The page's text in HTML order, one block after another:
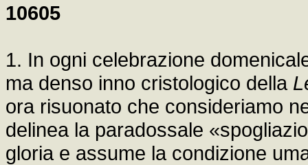
10605
1. In ogni celebrazione
ma denso inno cristologico della
ora risuonato che consideriamo
delinea la paradossale
gloria e assume la condizione